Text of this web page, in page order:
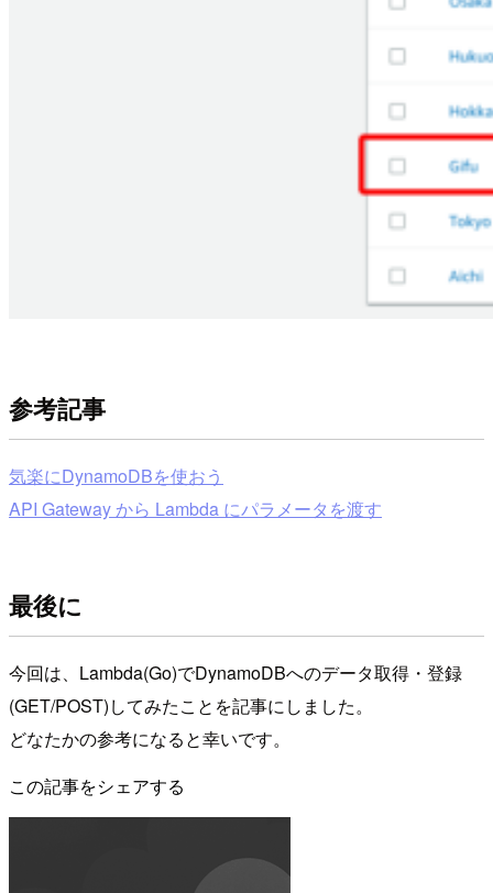
参考記事
気楽にDynamoDBを使おう
API Gateway から Lambda にパラメータを渡す
最後に
今回は、Lambda(Go)でDynamoDBへのデータ取得・登録
(GET/POST)してみたことを記事にしました。
どなたかの参考になると幸いです。
この記事をシェアする